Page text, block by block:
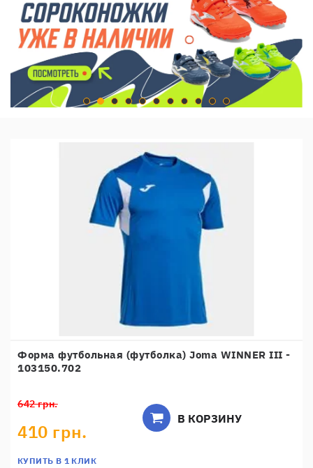
Форма футбольная (футболка) Joma WINNER III -
103150.702
642 грн.
410 грн.
КУПИТЬ В 1 КЛИК
В КОРЗИНУ